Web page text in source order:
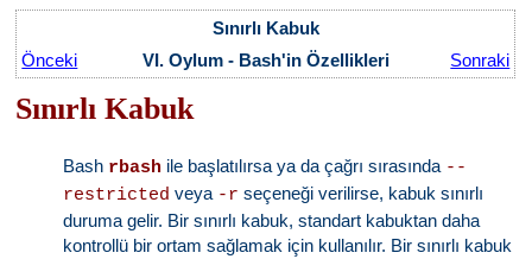
Sınırlı Kabuk
Önceki
VI. Oylum - Bash'in Özellikleri Sonraki
Sınırlı Kabuk
Bash rbash ile başlatılırsa ya da çağrı sırasında --
restricted veya -r seçeneği verilirse, kabuk sınırlı
duruma gelir. Bir sınırlı kabuk, standart kabuktan daha
kontrollü bir ortam sağlamak için kullanılır. Bir sınırlı kabuk